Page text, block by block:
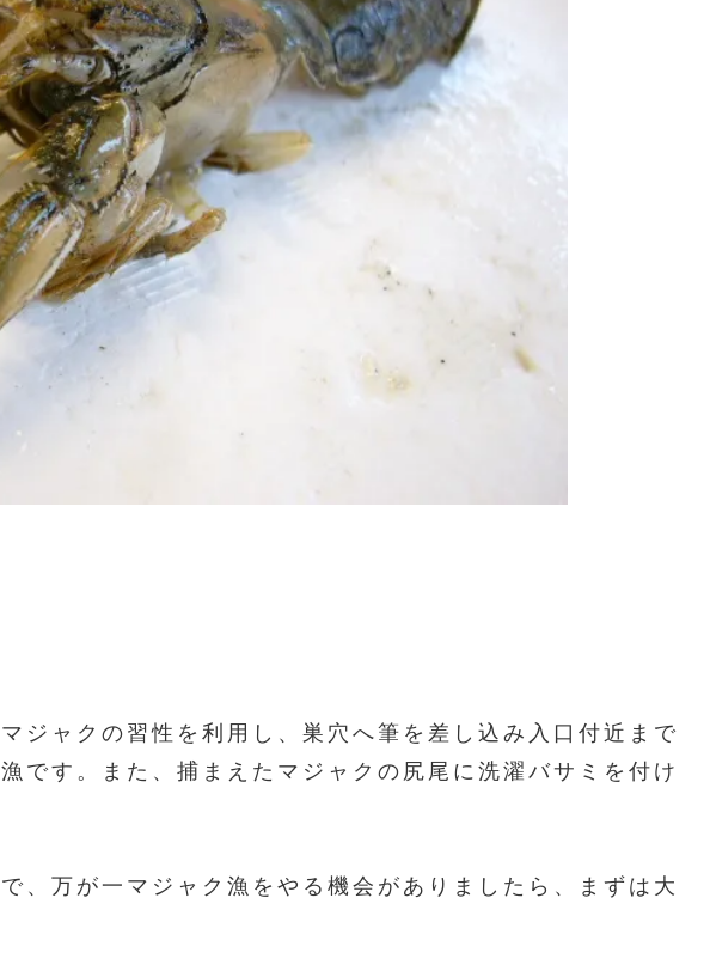
ジャクの習性を利用し、巣穴へ筆を差し込み入口付近まで
です。また、捕まえたマジャクの尻尾に洗濯バサミを付け
、万が一マジャク漁をやる機会がありましたら、まずは大